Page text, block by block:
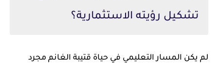
تشكيل رؤيته الاستثمارية؟
لم يكن المسار التعليمي في حياة قتيبة الغانم مجرد